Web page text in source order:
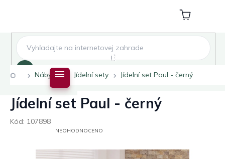
Nákupní
košík
DomůNábytek Jídelní sety Jídelní set Paul - černý
Jídelní set Paul - černý
Kód: 107898
PRŮMĚRNÉNEOHODNOCENO